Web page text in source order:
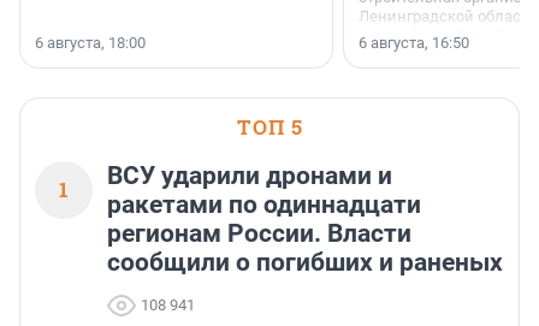
6 августа, 18:00
Ленинградской области
номинации «Самый
застройщик
области».
6 августа, 16:50
ТОП 5
1
ВСУ ударили дронами и
ракетами по одиннадцати
регионам России. Власти
сообщили о погибших и раненых
108 941